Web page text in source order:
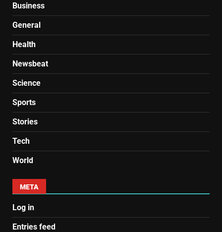
Business
General
Health
Newsbeat
Science
Sports
Stories
Tech
World
META
Log in
Entries feed